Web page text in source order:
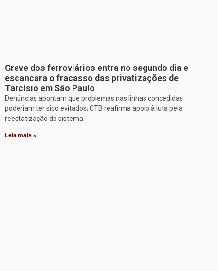
Greve dos ferroviários entra no segundo dia e
escancara o fracasso das privatizações de
Tarcísio em São Paulo
Denúncias apontam que problemas nas linhas concedidas
poderiam ter sido evitados; CTB reafirma apoio à luta pela
reestatização do sistema
Leia mais »